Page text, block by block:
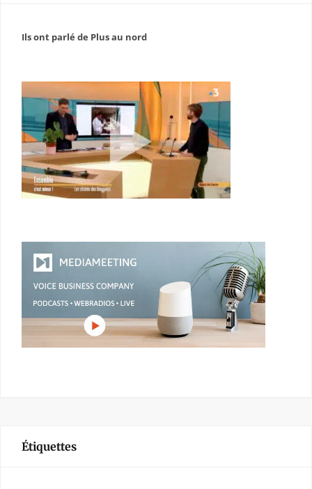
Ils ont parlé de Plus au nord
Étiquettes